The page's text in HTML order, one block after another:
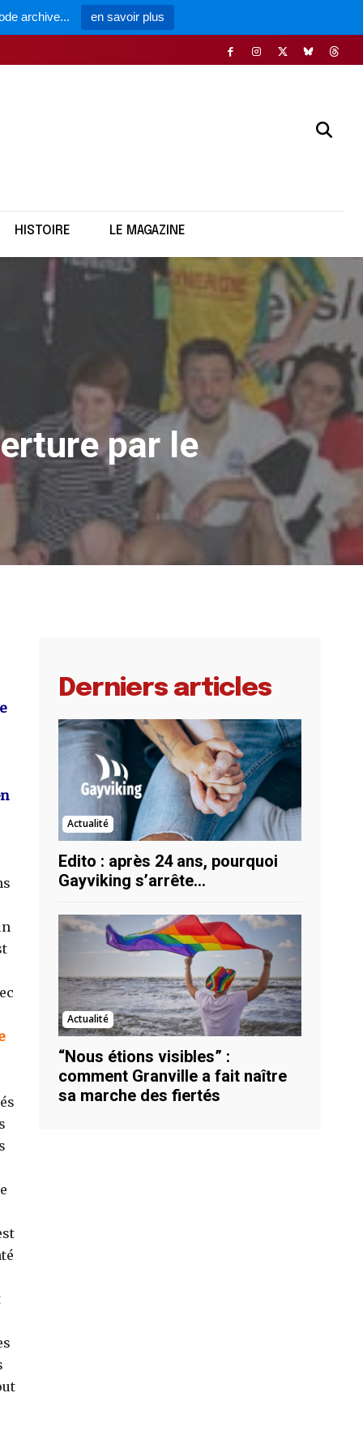
archive... en savoir plus
HISTOIRE LE MAGAZINE
par le
Derniers articles
Actualité
Edito : après 24 ans, pourquoi
Gayviking s’arrête…
Actualité
“Nous étions visibles” :
comment Granville a fait naître
sa marche des fiertés